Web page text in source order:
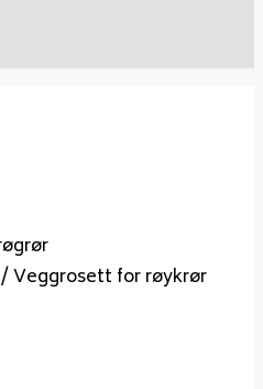
/ Veggrosett for røykrør